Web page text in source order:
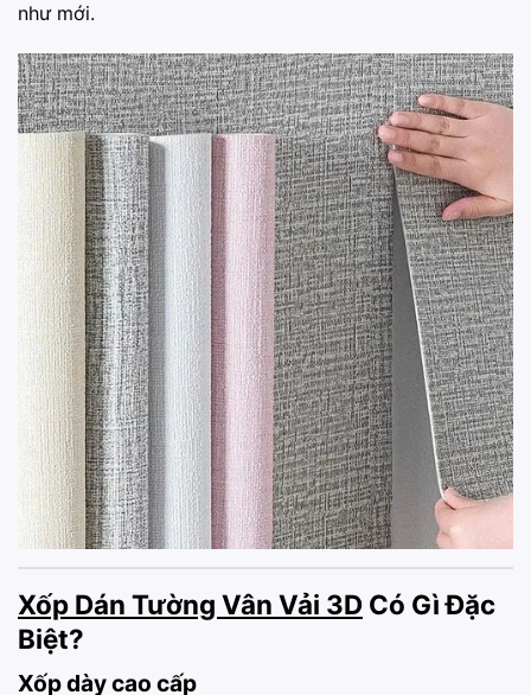
như mới.
Xốp Dán Tường Vân Vải 3D Có Gì Đặc
Biệt?
Xốp dày cao cấp